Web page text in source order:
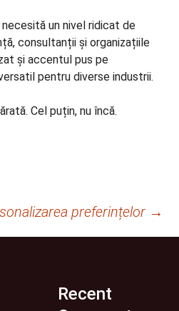
un nivel ridicat de
consultanții și organizațiile
și accentul pus pe
pentru diverse industrii.
Cel puțin, nu încă.
preferințelor →
Recent